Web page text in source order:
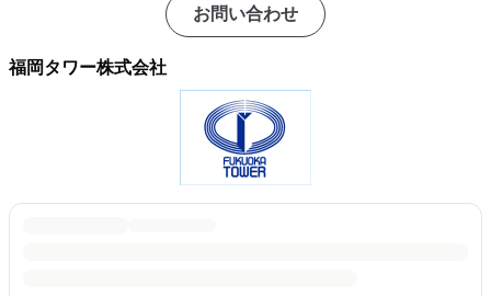
お問い合わせ
福岡タワー株式会社